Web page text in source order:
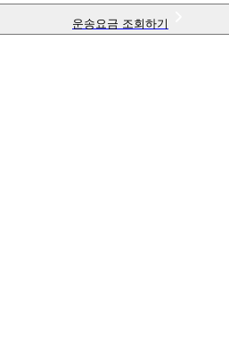
운송요금 조회하기